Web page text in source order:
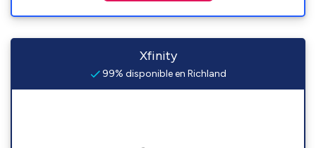
Xfinity
99% disponible en Richland